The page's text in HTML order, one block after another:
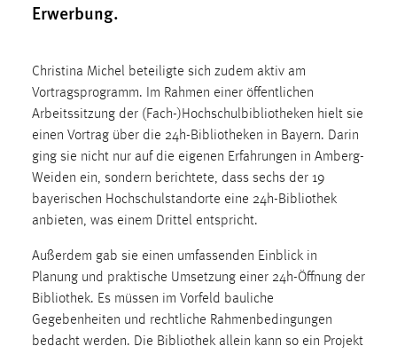
Erwerbung.
Christina Michel beteiligte sich zudem aktiv am
Vortragsprogramm. Im Rahmen einer öffentlichen
Arbeitssitzung der (Fach-)Hochschulbibliotheken hielt sie
einen Vortrag über die 24h-Bibliotheken in Bayern. Darin
ging sie nicht nur auf die eigenen Erfahrungen in Amberg-
Weiden ein, sondern berichtete, dass sechs der 19
bayerischen Hochschulstandorte eine 24h-Bibliothek
anbieten, was einem Drittel entspricht.
Außerdem gab sie einen umfassenden Einblick in
Planung und praktische Umsetzung einer 24h-Öffnung der
Bibliothek. Es müssen im Vorfeld bauliche
Gegebenheiten und rechtliche Rahmenbedingungen
bedacht werden. Die Bibliothek allein kann so ein Projekt
cookie_consent
Dieser Cookie speichert die ausgewählten Einverständnis-
Optionen des Benutzers
Cookie Laufzeit:
1 Jahr
Performance
Name:
Zweck:
Für performante Seitenauslieferung wird in diesem Cookie
gespeichert, ob man eingeloggt ist.